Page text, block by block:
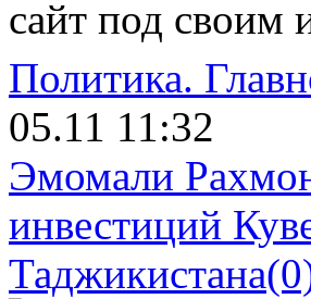
сайт под своим
Политика.
05.11 11:32
Эмомали
инвестиций
Таджикистана